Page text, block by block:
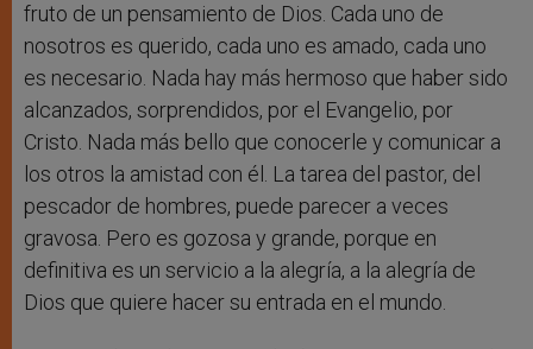
fruto de un pensamiento de Dios. Cada uno de
nosotros es querido, cada uno es amado, cada uno
es necesario. Nada hay más hermoso que haber sido
alcanzados, sorprendidos, por el Evangelio, por
Cristo. Nada más bello que conocerle y comunicar a
los otros la amistad con él. La tarea del pastor, del
pescador de hombres, puede parecer a veces
gravosa. Pero es gozosa y grande, porque en
definitiva es un servicio a la alegría, a la alegría de
Dios que quiere hacer su entrada en el mundo.